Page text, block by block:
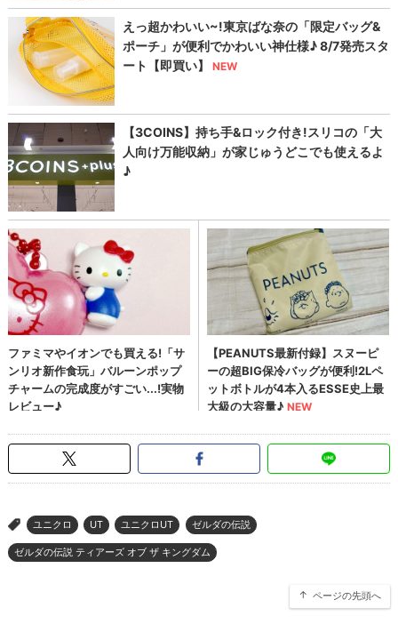
> ユニクロ UT ユニクロUT ゼルダの伝説
ゼルダの伝説 ティアーズ オブ ザ キングダム
ページの先頭へ